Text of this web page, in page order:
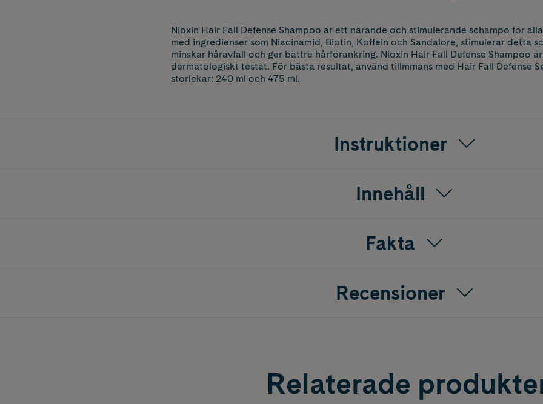
Nioxin Hair Fall Defense Shampoo är ett närande och stimulerande schampo för
med ingredienser som Niacinamid, Biotin, Koffein och Sandalore, stimulerar detta
minskar håravfall och ger bättre hårförankring. Nioxin Hair Fall Defense Shampoo
dermatologiskt testat. För bästa resultat, använd tillmmans med Hair Fall Defense
storlekar: 240 ml och 475 ml.
Instruktioner
Innehåll
Fakta
Recensioner
Relaterade